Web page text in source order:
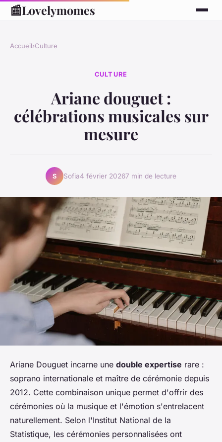
📰Lovelymomes
Accueil›Culture
CULTURE
Ariane douguet :
célébrations musicales sur
mesure
S Sofia4 février 20267 min de lecture
Ariane Douguet incarne une double expertise rare :
soprano internationale et maître de cérémonie depuis
2012. Cette combinaison unique permet d'offrir des
cérémonies où la musique et l'émotion s'entrelacent
naturellement. Selon l'Institut National de la
Statistique, les cérémonies personnalisées ont